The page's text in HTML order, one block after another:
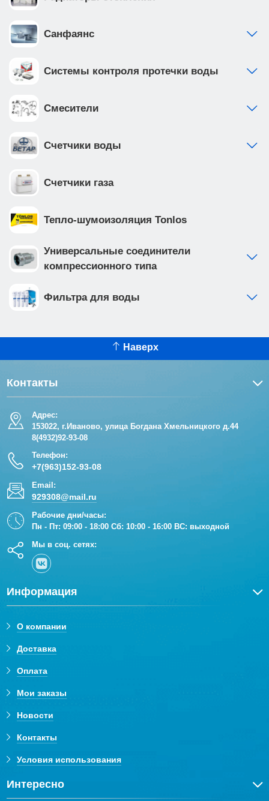
Санфаянс
Системы контроля протечки воды
Смесители
Счетчики воды
Счетчики газа
Тепло-шумоизоляция Tonlos
Универсальные соединители
компрессионного типа
Фильтра для воды
Наверх
Контакты
Адрес:
153022, г.Иваново, улица Богдана Хмельницкого д.44
8(4932)92-93-08
Телефон:
+7(963)152-93-08
Email:
929308@mail.ru
Рабочие дни/часы:
Пн - Пт: 09:00 - 18:00 Сб: 10:00 - 16:00 ВС: выходной
Мы в соц. сетях:
Информация
О компании
Доставка
Оплата
Мои заказы
Новости
Контакты
Условия использования
Интересно